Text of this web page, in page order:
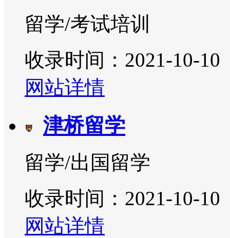
留学/考试培训
收录时间：2021-10-10
网站详情
津桥留学
留学/出国留学
收录时间：2021-10-10
网站详情